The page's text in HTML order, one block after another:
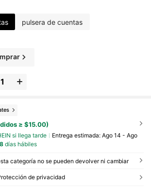
pulsera de cuentas
≥ $15.00)
si llega tarde Entrega estimada: Ago 14 - Ago
8días hábiles
categoría no se pueden devolver ni cambiar
de privacidad